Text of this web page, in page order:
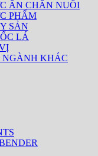
ĂN CHĂN NUÔI
PHẨM
SẢN
LÁ
NGÀNH KHÁC